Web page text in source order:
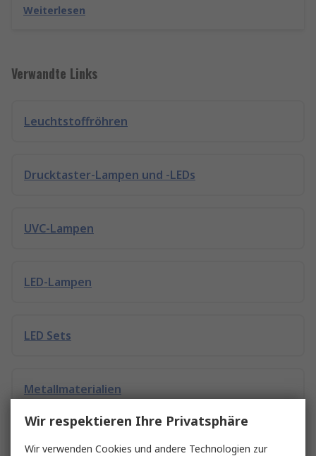
Weiterlesen
Verwandte Links
Leuchtstoffröhren
Drucktaster-Lampen und -LEDs
UVC-Lampen
LED-Lampen
LED Sets
Metallmaterialien
Smart Lampen
Wir respektieren Ihre Privatsphäre
Wir verwenden Cookies und andere Technologien zur